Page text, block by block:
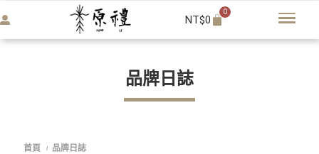
NT$0
0
品牌日誌
首頁 / 品牌日誌